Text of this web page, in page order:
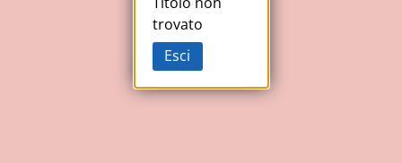
trovato
Esci